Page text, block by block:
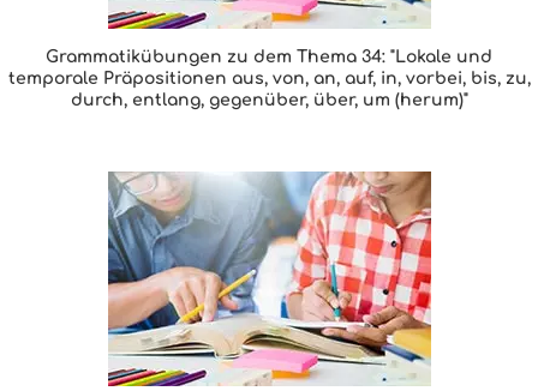
Grammatikübungen zu dem Thema 34: "Lokale und
temporale Präpositionen aus, von, an, auf, in, vorbei, bis, zu,
durch, entlang, gegenüber, über, um (herum)"